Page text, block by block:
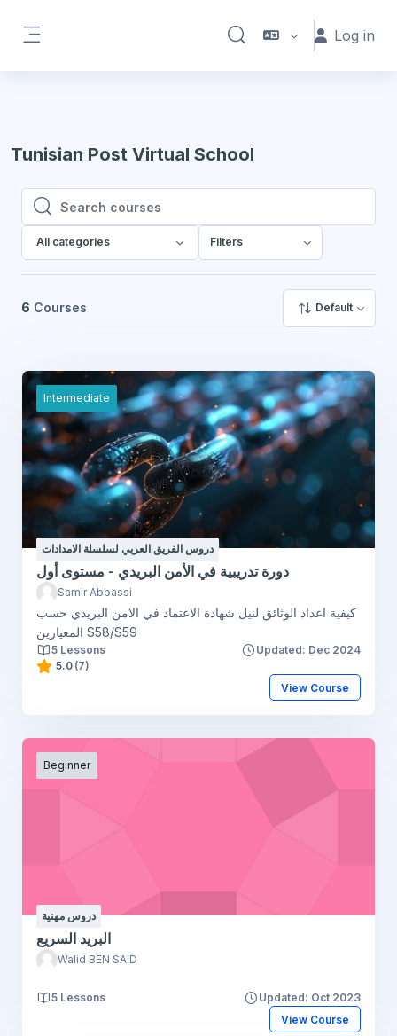
Toggle search inputLog in
Tunisian Post Virtual School
Search courses
Search courses
All categories Filters
6 Courses Default
Intermediate
دروس الفريق العربي لسلسلة الامدادات
دورة تدريبية في الأمن البريدي - مستوى أول
Samir Abbassi
كيفية اعداد الوثائق لنيل شهادة الاعتماد في الامن البريدي حسب
المعيارين S58/S59
5 Lessons
Updated: Dec 2024
5.0 (7)
View Course
Beginner
دروس مهنية
البريد السريع
Walid BEN SAID
5 Lessons
Updated: Oct 2023
View Course